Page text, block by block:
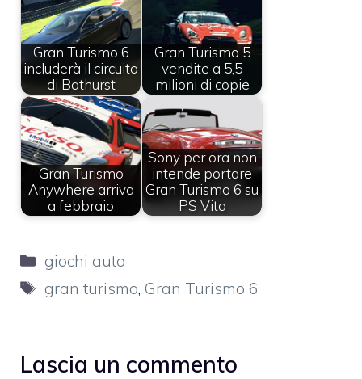
Gran Turismo 6
includerà il circuito
di Bathurst
Gran Turismo 5
vendite a 5,5
milioni di copie
Gran Turismo
Anywhere arriva
a febbraio
Sony per ora non
intende portare
Gran Turismo 6 su
PS Vita
Categorie
giochi auto
Tag
gran turismo, Gran Turismo 6
Lascia un commento